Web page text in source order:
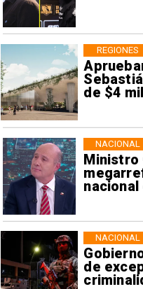
de $4
REGIONES
Ministro
nacional
NACIONAL
de
NACIONAL